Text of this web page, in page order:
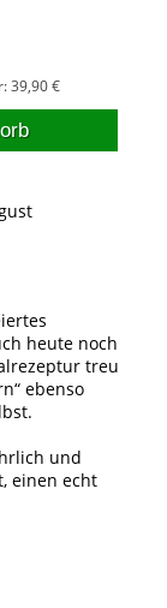
39,90 €
heute noch
treu
ebenso
und
einen echt